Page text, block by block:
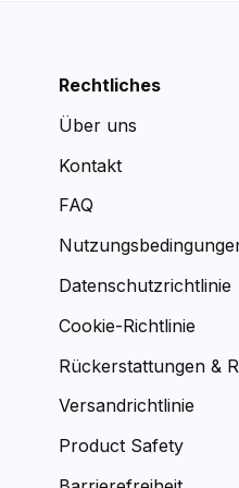
Rechtliches
Über uns
Kontakt
FAQ
Datenschutzrichtlinie
Cookie-Richtlinie
Rückerstattungen &
Versandrichtlinie
Product Safety